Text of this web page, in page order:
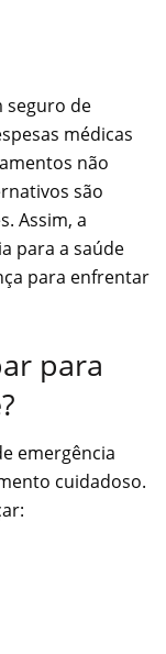
seguro de
médicas
não
são
Assim, a
para a saúde
para enfrentar
para
emergência
cuidadoso.